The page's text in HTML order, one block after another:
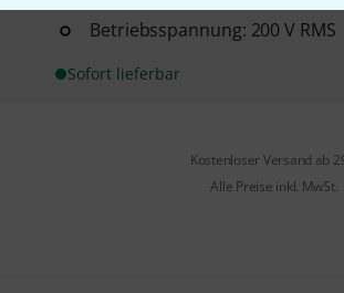
Betriebsspannung: 200 V RMS
Sofort lieferbar
Kostenloser Versand ab
Alle Preise inkl. MwSt.